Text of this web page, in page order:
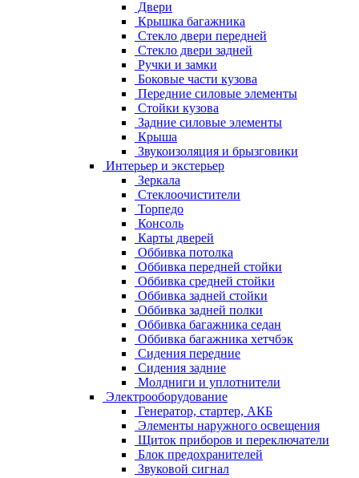
Двери
Крышка багажника
Стекло двери передней
Стекло двери задней
Ручки и замки
Боковые части кузова
Передние силовые элементы
Стойки кузова
Задние силовые элементы
Крыша
Звукоизоляция и брызговики
Интерьер и экстерьер
Зеркала
Стеклоочистители
Торпедо
Консоль
Карты дверей
Оббивка потолка
Оббивка передней стойки
Оббивка средней стойки
Оббивка задней стойки
Оббивка задней полки
Оббивка багажника седан
Оббивка багажника хетчбэк
Сидения передние
Сидения задние
Молдниги и уплотнители
Электрооборудование
Генератор, стартер, АКБ
Элементы наружного освещения
Щиток приборов и переключатели
Блок предохранителей
Звуковой сигнал